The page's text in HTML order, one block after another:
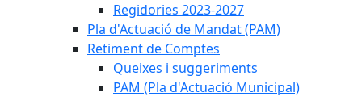
Regidories 2023-2027
Pla d'Actuació de Mandat (PAM)
Retiment de Comptes
Queixes i suggeriments
PAM (Pla d'Actuació Municipal)